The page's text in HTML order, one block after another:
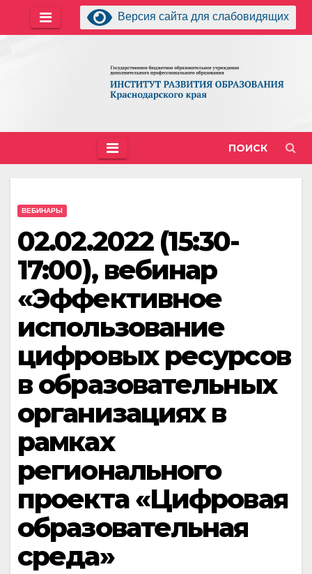
Версия сайта для слабовидящих
ПОИСК
ВЕБИНАРЫ
02.02.2022 (15:30-
17:00), вебинар
«Эффективное
использование
цифровых ресурсов
в образовательных
организациях в
рамках
регионального
проекта «Цифровая
образовательная
среда»